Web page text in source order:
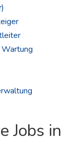
Jobs in